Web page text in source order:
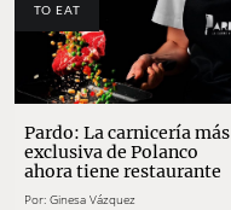
TO EAT
Pardo: La carnicería más
exclusiva de Polanco
ahora tiene restaurante
Por: Ginesa Vázquez